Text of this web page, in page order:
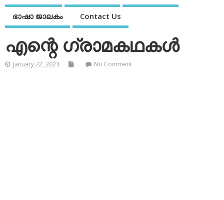
ഭാഷാ ജാലകം Contact Us
എന്റെ ഗ്രാമകഥകള്‍
January 22, 2023 No Comment